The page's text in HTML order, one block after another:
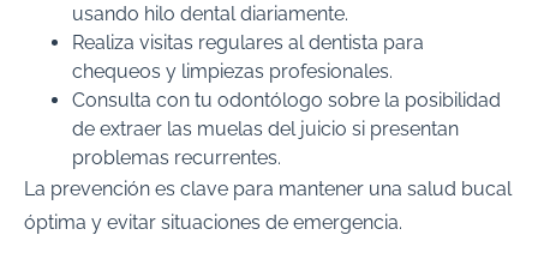
usando hilo dental diariamente.
Realiza visitas regulares al dentista para
chequeos y limpiezas profesionales.
Consulta con tu odontólogo sobre la posibilidad
de extraer las muelas del juicio si presentan
problemas recurrentes.
La prevención es clave para mantener una salud bucal
óptima y evitar situaciones de emergencia.